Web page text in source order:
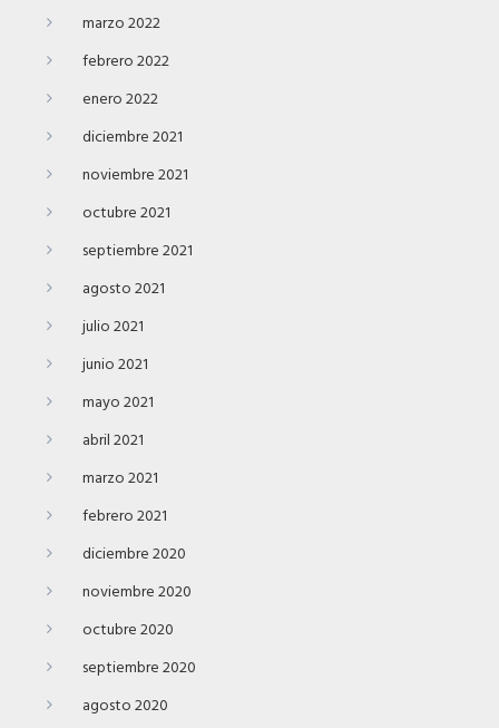
marzo 2022
febrero 2022
enero 2022
diciembre 2021
noviembre 2021
octubre 2021
septiembre 2021
agosto 2021
julio 2021
junio 2021
mayo 2021
abril 2021
marzo 2021
febrero 2021
diciembre 2020
noviembre 2020
octubre 2020
septiembre 2020
agosto 2020